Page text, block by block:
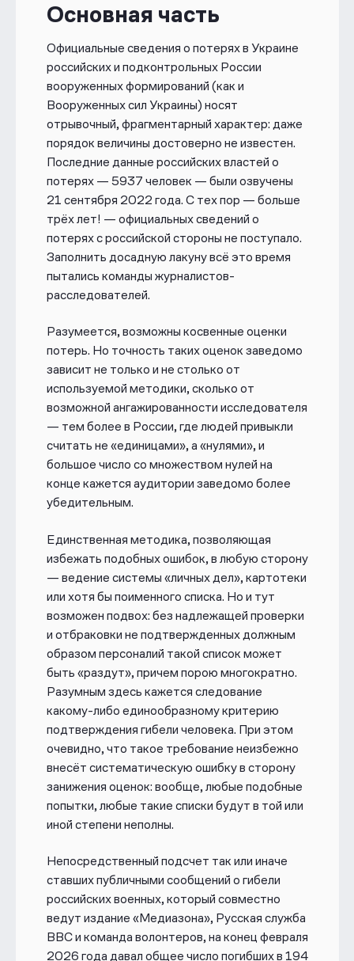
Основная часть
Официальные сведения о потерях в Украине
российских и подконтрольных России
вооруженных формирований (как и
Вооруженных сил Украины) носят
отрывочный, фрагментарный характер: даже
порядок величины достоверно не известен.
Последние данные российских властей о
потерях — 5937 человек — были озвучены
21 сентября 2022 года. С тех пор — больше
трёх лет! — официальных сведений о
потерях с российской стороны не поступало.
Заполнить досадную лакуну всё это время
пытались команды журналистов-
расследователей.
Разумеется, возможны косвенные оценки
потерь. Но точность таких оценок заведомо
зависит не только и не столько от
используемой методики, сколько от
возможной ангажированности исследователя
— тем более в России, где людей привыкли
считать не «единицами», а «нулями», и
большое число со множеством нулей на
конце кажется аудитории заведомо более
убедительным.
Единственная методика, позволяющая
избежать подобных ошибок, в любую сторону
— ведение системы «личных дел», картотеки
или хотя бы поименного списка. Но и тут
возможен подвох: без надлежащей проверки
и отбраковки не подтвержденных должным
образом персоналий такой список может
быть «раздут», причем порою многократно.
Разумным здесь кажется следование
какому-либо единообразному критерию
подтверждения гибели человека. При этом
очевидно, что такое требование неизбежно
внесёт систематическую ошибку в сторону
занижения оценок: вообще, любые подобные
попытки, любые такие списки будут в той или
иной степени неполны.
Непосредственный подсчет так или иначе
ставших публичными сообщений о гибели
российских военных, который совместно
ведут издание «Медиазона», Русская служба
ВВС и команда волонтеров, на конец февраля
2026 года давал общее число погибших в 194